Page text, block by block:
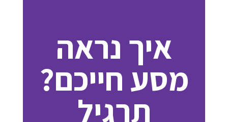
איך נראה
מסע חייכם?
תרגיל